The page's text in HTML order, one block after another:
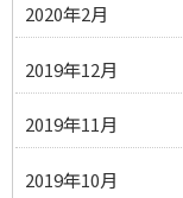
2020年2月
2019年12月
2019年11月
2019年10月